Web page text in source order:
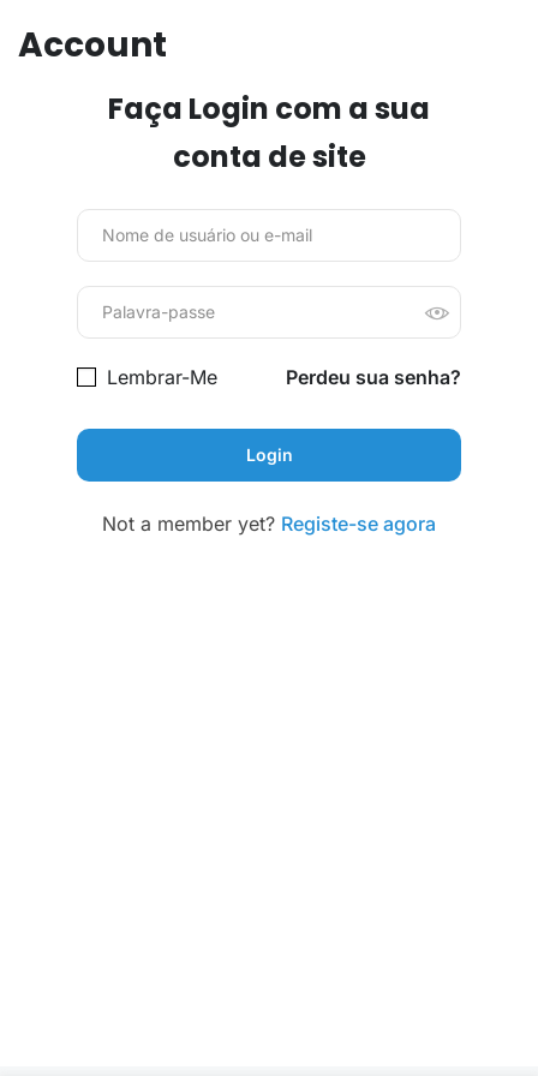
Account
Faça Login com a sua
conta de site
Perdeu sua senha?
Lembrar-Me
Not a member yet? Registe-se agora